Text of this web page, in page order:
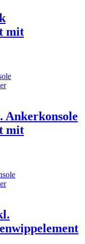
mit
Ankerkonsole
mit